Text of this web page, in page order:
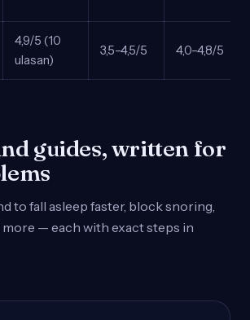
4,9/5 (10
ulasan)
3,5–4,5/5 4,0–4,8/5
guides, written for
to fall asleep faster, block snoring,
more — each with exact steps in